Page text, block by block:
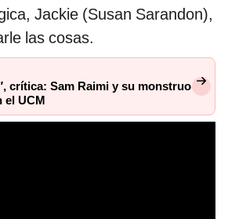
Jackie (Susan Sarandon),
las cosas.
crítica: Sam Raimi y su monstruo
el UCM